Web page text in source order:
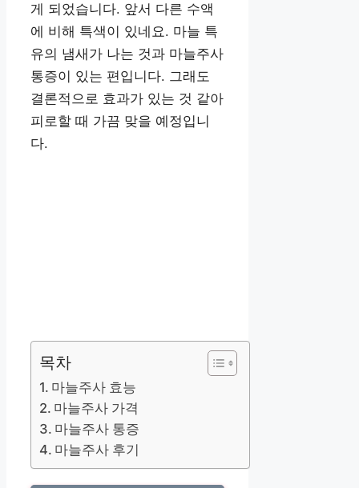
게 되었습니다. 앞서 다른 수액
에 비해 특색이 있네요. 마늘 특
유의 냄새가 나는 것과 마늘주사
통증이 있는 편입니다. 그래도
결론적으로 효과가 있는 것 같아
피로할 때 가끔 맞을 예정입니
다.
목차
마늘주사 효능
마늘주사 가격
마늘주사 통증
마늘주사 후기